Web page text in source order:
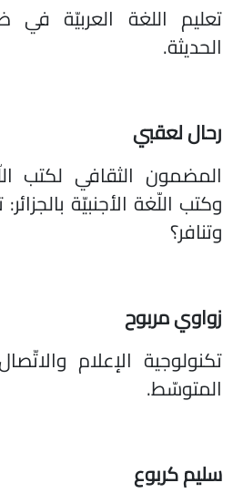
تعليم اللغة العربيّة في
الحديثة.
رحال لعقبي
المضمون الثقافي لكتب
وكتب اللّغة الأجنبيّة
وتنافر؟
زواوي مربوح
تكنولوجية الإعلام
المتوسّط.
سليم كربوع